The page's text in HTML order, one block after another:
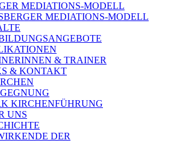
MEDIATIONS-MODELL
MEDIATIONS-MODELL
& TRAINER
& KONTAKT
KIRCHENFÜHRUNG
UNS
DER